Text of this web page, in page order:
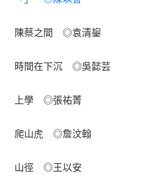
陳蔡之間 ◎袁清鋆
時間在下沉 ◎吳懿芸
上學 ◎張祐菁
爬山虎 ◎詹汶翰
山徑 ◎王以安